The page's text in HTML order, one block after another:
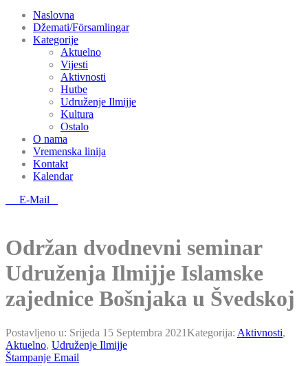
Naslovna
Džemati/Församlingar
Kategorije
Aktuelno
Vijesti
Aktivnosti
Hutbe
Udruženje Ilmijje
Kultura
Ostalo
O nama
Vremenska linija
Kontakt
Kalendar
E-Mail
Održan dvodnevni seminar
Udruženja Ilmijje Islamske
zajednice Bošnjaka u Švedskoj
Postavljeno u: Srijeda 15 Septembra 2021Kategorija: Aktivnosti,
Aktuelno, Udruženje Ilmijje
Štampanje Email